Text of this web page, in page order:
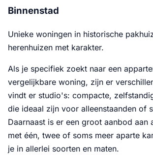
Binnenstad
Unieke woningen in historische
herenhuizen met karakter.
Als je specifiek zoekt naar een
vergelijkbare woning, zijn er
vindt er studio's: compacte,
die ideaal zijn voor alleenstaanden of
Daarnaast is er een groot aanbod aan
met één, twee of soms meer aparte
je in allerlei soorten en maten.